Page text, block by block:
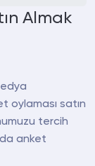
Almak
oylaması satın
tercih
anket